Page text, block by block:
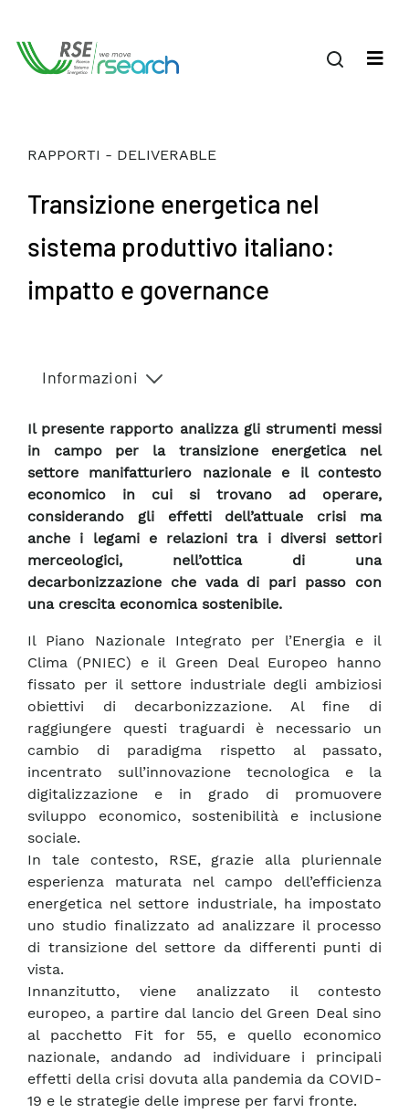
RAPPORTI - DELIVERABLE
Transizione energetica nel
sistema produttivo italiano:
impatto e governance
Informazioni
Il presente rapporto analizza gli strumenti messi
in campo per la transizione energetica nel
settore manifatturiero nazionale e il contesto
economico in cui si trovano ad operare,
considerando gli effetti dell’attuale crisi ma
anche i legami e relazioni tra i diversi settori
merceologici, nell’ottica di una
decarbonizzazione che vada di pari passo con
una crescita economica sostenibile.
Il Piano Nazionale Integrato per l’Energia e il
Clima (PNIEC) e il Green Deal Europeo hanno
fissato per il settore industriale degli ambiziosi
obiettivi di decarbonizzazione. Al fine di
raggiungere questi traguardi è necessario un
cambio di paradigma rispetto al passato,
incentrato sull’innovazione tecnologica e la
digitalizzazione e in grado di promuovere
sviluppo economico, sostenibilità e inclusione
sociale.
In tale contesto, RSE, grazie alla pluriennale
esperienza maturata nel campo dell’efficienza
energetica nel settore industriale, ha impostato
uno studio finalizzato ad analizzare il processo
di transizione del settore da differenti punti di
vista.
Innanzitutto, viene analizzato il contesto
europeo, a partire dal lancio del Green Deal sino
al pacchetto Fit for 55, e quello economico
nazionale, andando ad individuare i principali
effetti della crisi dovuta alla pandemia da COVID-
19 e le strategie delle imprese per farvi fronte.